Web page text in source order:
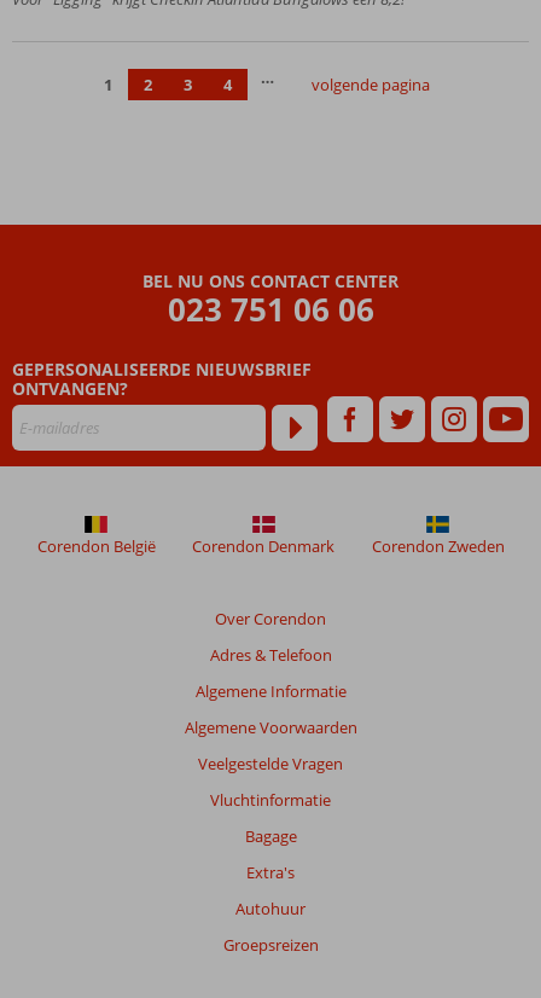
zwembaden
Zelf
1 2 3 4 … volgende pagina
BEL NU ONS CONTACT CENTER
023 751 06 06
GEPERSONALISEERDE NIEUWSBRIEF
ONTVANGEN?
Over Corendon
Adres & Telefoon
Algemene Informatie
Algemene Voorwaarden
Veelgestelde Vragen
Vluchtinformatie
Bagage
Extra's
Autohuur
Groepsreizen
Corendon België Corendon Denmark Corendon Zweden